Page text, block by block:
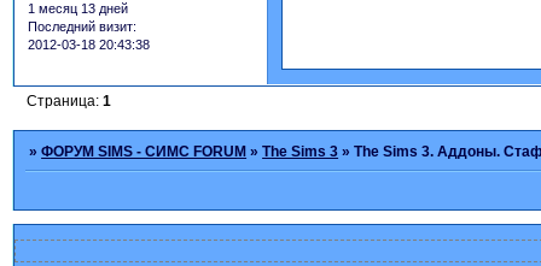
1 месяц 13 дней
Последний визит:
2012-03-18 20:43:38
Страница:1
»ФОРУМ SIMS - СИМС FORUM »The Sims 3 »The Sims 3. Аддоны.